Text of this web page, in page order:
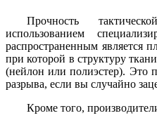
Прочность
использованием
распространенным является
при которой в структуру
(нейлон или полиэстер). Это
разрыва, если вы случайно
Кроме того,